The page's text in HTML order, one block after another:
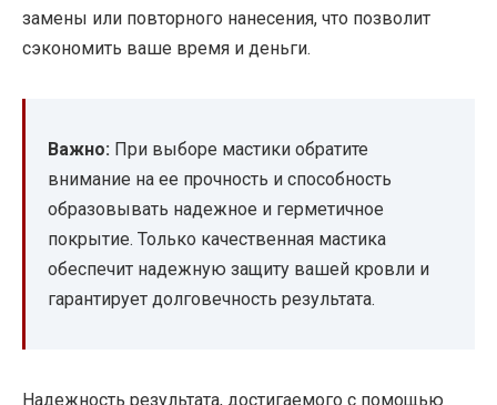
замены или повторного нанесения, что позволит
сэкономить ваше время и деньги.
Важно: При выборе мастики обратите
внимание на ее прочность и способность
образовывать надежное и герметичное
покрытие. Только качественная мастика
обеспечит надежную защиту вашей кровли и
гарантирует долговечность результата.
Надежность результата, достигаемого с помощью